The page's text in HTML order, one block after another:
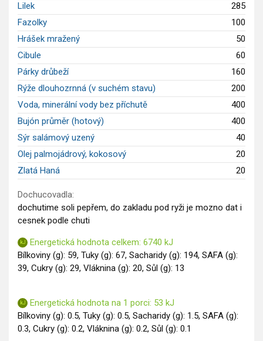
Sladké pokrmy
Dezerty
Nápoje
Ostatní
Dětské recepty
GLP-1 recepty
Lilek
285
Fazolky
100
Hrášek mražený
50
Cibule
60
Párky drůbeží
160
Rýže dlouhozrnná (v suchém stavu)
200
Voda, minerální vody bez příchutě
400
Bujón průměr (hotový)
400
Sýr salámový uzený
40
Olej palmojádrový, kokosový
20
Zlatá Haná
20
Dochucovadla:
dochutime soli pepřem, do zakladu pod ryži je mozno dat i
cesnek podle chuti
Energetická hodnota celkem: 6740 kJ
Bílkoviny (g): 59, Tuky (g): 67, Sacharidy (g): 194, SAFA (g):
39, Cukry (g): 29, Vláknina (g): 20, Sůl (g): 13
Energetická hodnota na 1 porci: 53 kJ
Bílkoviny (g): 0.5, Tuky (g): 0.5, Sacharidy (g): 1.5, SAFA (g):
0.3, Cukry (g): 0.2, Vláknina (g): 0.2, Sůl (g): 0.1